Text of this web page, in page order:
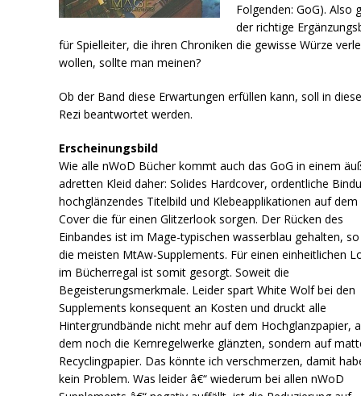
Folgenden: GoG). Also
der richtige
für Spielleiter, die ihren Chroniken die gewisse Würze
wollen, sollte man meinen?
Ob der Band diese Erwartungen erfüllen kann, soll in
Rezi beantwortet werden.
Erscheinungsbild
Wie alle nWoD Bücher kommt auch das GoG in einem
adretten Kleid daher: Solides Hardcover, ordentliche
hochglänzendes Titelbild und Klebeapplikationen auf dem
Cover die für einen Glitzerlook sorgen. Der Rücken des
Einbandes ist im Mage-typischen wasserblau gehalten,
die meisten MtAw-Supplements. Für einen einheitlichen
im Bücherregal ist somit gesorgt. Soweit die
Begeisterungsmerkmale. Leider spart White Wolf bei den
Supplements konsequent an Kosten und druckt alle
Hintergrundbände nicht mehr auf dem Hochglanzpapier,
dem noch die Kernregelwerke glänzten, sondern auf
Recyclingpapier. Das könnte ich verschmerzen, damit
kein Problem. Was leider â€“ wiederum bei allen nWoD